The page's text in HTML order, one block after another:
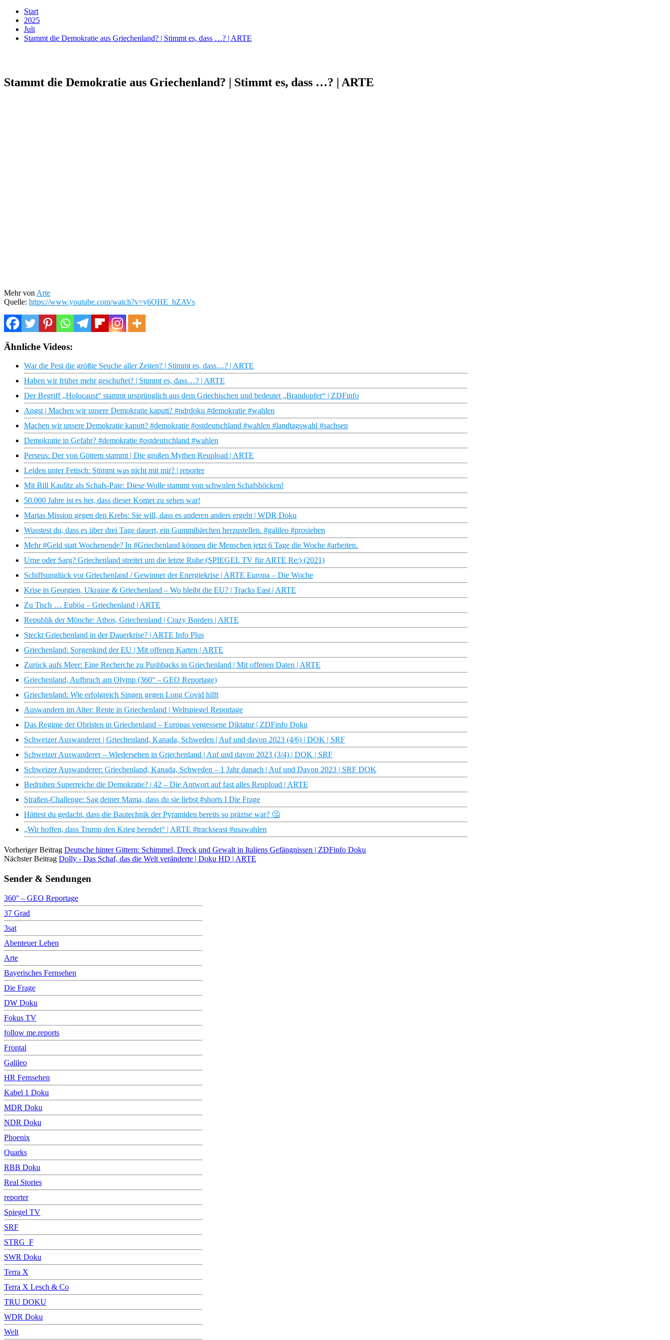
Start
2025
Juli
Stammt die Demokratie aus Griechenland? | Stimmt es, dass …? | ARTE
Stammt die Demokratie aus Griechenland? | Stimmt es, dass …? | ARTE
Mehr von Arte
Quelle: https://www.youtube.com/watch?v=y6OHE_hZAVs
Ähnliche Videos:
War die Pest die größte Seuche aller Zeiten? | Stimmt es, dass…? | ARTE
Haben wir früher mehr geschuftet? | Stimmt es, dass…? | ARTE
Der Begriff „Holocaust“ stammt ursprünglich aus dem Griechischen und bedeutet „Brandopfer“ | ZDFinfo
Angst | Machen wir unsere Demokratie kaputt? #ndrdoku #demokratie #wahlen
Machen wir unsere Demokratie kaputt? #demokratie #ostdeutschland #wahlen #landtagswahl #sachsen
Demokratie in Gefahr? #demokratie #ostdeutschland #wahlen
Perseus: Der von Göttern stammt | Die großen Mythen Reupload | ARTE
Leiden unter Fetisch: Stimmt was nicht mit mir? | reporter
Mit Bill Kaulitz als Schafs-Pate: Diese Wolle stammt von schwulen Schafsböcken!
50.000 Jahre ist es her, dass dieser Komet zu sehen war!
Marias Mission gegen den Krebs: Sie will, dass es anderen anders ergeht | WDR Doku
Wusstest du, dass es über drei Tage dauert, ein Gummibärchen herzustellen. #galileo #prosieben
Mehr #Geld statt Wochenende? In #Griechenland können die Menschen jetzt 6 Tage die Woche #arbeiten.
Urne oder Sarg? Griechenland streitet um die letzte Ruhe (SPIEGEL TV für ARTE Re:) (2021)
Schiffsunglück vor Griechenland / Gewinner der Energiekrise | ARTE Europa – Die Woche
Krise in Georgien, Ukraine & Griechenland – Wo bleibt die EU? | Tracks East | ARTE
Zu Tisch … Euböa – Griechenland | ARTE
Republik der Mönche: Athos, Griechenland | Crazy Borders | ARTE
Steckt Griechenland in der Dauerkrise? | ARTE Info Plus
Griechenland: Sorgenkind der EU | Mit offenen Karten | ARTE
Zurück aufs Meer: Eine Recherche zu Pushbacks in Griechenland | Mit offenen Daten | ARTE
Griechenland, Aufbruch am Olymp (360° – GEO Reportage)
Griechenland: Wie erfolgreich Singen gegen Long Covid hilft
Auswandern im Alter: Rente in Griechenland | Weltspiegel Reportage
Das Regime der Obristen in Griechenland – Europas vergessene Diktatur | ZDFinfo Doku
Schweizer Auswanderer | Griechenland, Kanada, Schweden | Auf und davon 2023 (4/6) | DOK | SRF
Schweizer Auswanderer – Wiedersehen in Griechenland | Auf und davon 2023 (3/4) | DOK | SRF
Schweizer Auswanderer: Griechenland, Kanada, Schweden – 1 Jahr danach | Auf und Davon 2023 | SRF DOK
Bedrohen Superreiche die Demokratie? | 42 – Die Antwort auf fast alles Reupload | ARTE
Straßen-Challenge: Sag deiner Mama, dass du sie liebst #shorts I Die Frage
Hättest du gedacht, dass die Bautechnik der Pyramiden bereits so präzise war? 🤔
„Wir hoffen, dass Trump den Krieg beendet“ | ARTE #trackseast #usawahlen
Vorheriger Beitrag Deutsche hinter Gittern: Schimmel, Dreck und Gewalt in Italiens Gefängnissen | ZDFinfo Doku
Nächster Beitrag Dolly - Das Schaf, das die Welt veränderte | Doku HD | ARTE
Sender & Sendungen
360° – GEO Reportage
37 Grad
3sat
Abenteuer Leben
Arte
Bayerisches Fernsehen
Die Frage
DW Doku
Fokus TV
follow me.reports
Frontal
Galileo
HR Fernsehen
Kabel 1 Doku
MDR Doku
NDR Doku
Phoenix
Quarks
RBB Doku
Real Stories
reporter
Spiegel TV
SRF
STRG_F
SWR Doku
Terra X
Terra X Lesch & Co
TRU DOKU
WDR Doku
Welt